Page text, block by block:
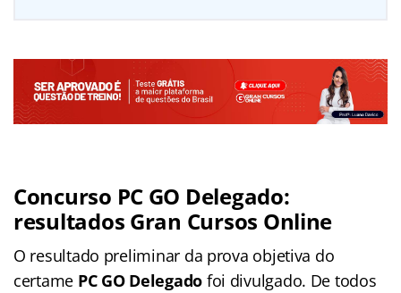
Concurso PC GO Delegado:
resultados Gran Cursos Online
O resultado preliminar da prova objetiva do
certame PC GO Delegado foi divulgado. De todos